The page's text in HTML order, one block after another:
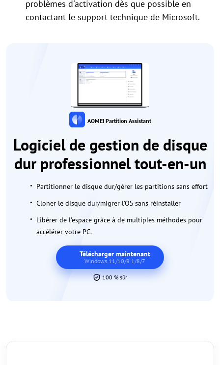
problèmes d'activation dès que possible en
contactant le support technique de Microsoft.
AOMEI Partition Assistant
Logiciel de gestion de disque
dur professionnel tout-en-un
Partitionner le disque dur/gérer les partitions sans effort
Cloner le disque dur/migrer l'OS sans réinstaller
Libérer de l'espace grâce à de multiples méthodes pour
accélérer votre PC.
Télécharger maintenant
Windows 11/10/8.1/8/7
100 % sûr